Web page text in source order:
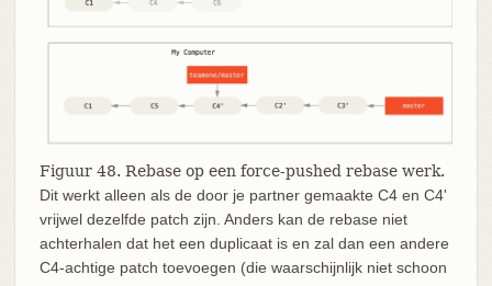
Figuur 48. Rebase op een force-pushed rebase werk.
Dit werkt alleen als de door je partner gemaakte C4 en C4'
vrijwel dezelfde patch zijn. Anders kan de rebase niet
achterhalen dat het een duplicaat is en zal dan een andere
C4-achtige patch toevoegen (die waarschijnlijk niet schoon